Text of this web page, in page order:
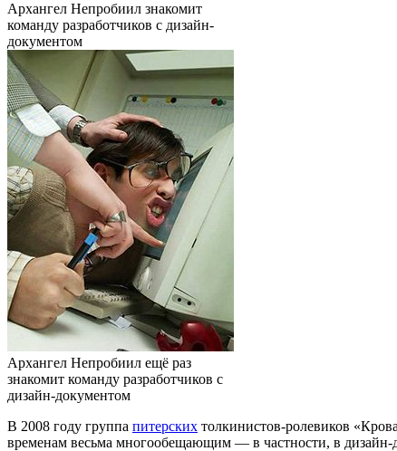
Архангел Непробиил знакомит
команду разработчиков с дизайн-
документом
Архангел Непробиил ещё раз
знакомит команду разработчиков с
дизайн-документом
В 2008 году группа питерских толкинистов-ролевиков
временам весьма многообещающим — в частности, в дизайн-